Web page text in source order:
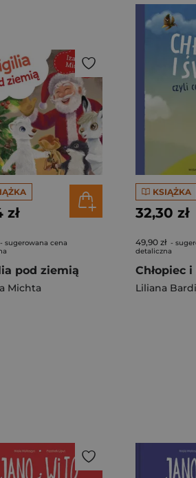
zł
- sugerowana cena
pod ziemią
Michta
KSIĄŻKA
32,30 zł
49,90 zł -
detaliczna
Chłopiec
Liliana